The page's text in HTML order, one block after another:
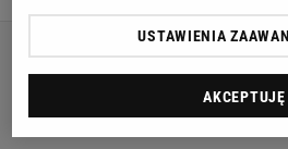
USTAWIENIA
AKCEPTUJĘ